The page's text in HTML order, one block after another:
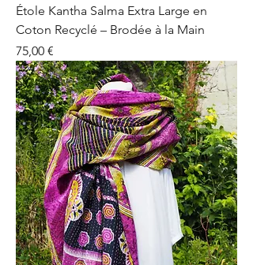
Étole Kantha Salma Extra Large en
Coton Recyclé – Brodée à la Main
Prix
75,00 €